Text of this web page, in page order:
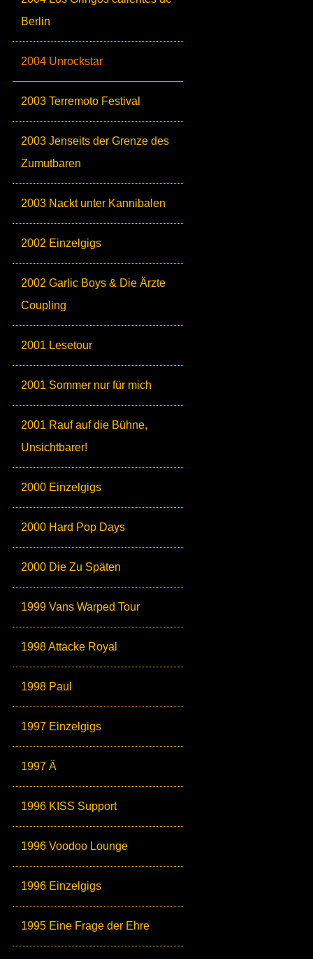
Berlin
2004 Unrockstar
2003 Terremoto Festival
2003 Jenseits der Grenze des
Zumutbaren
2003 Nackt unter Kannibalen
2002 Einzelgigs
2002 Garlic Boys & Die Ärzte
Coupling
2001 Lesetour
2001 Sommer nur für mich
2001 Rauf auf die Bühne,
Unsichtbarer!
2000 Einzelgigs
2000 Hard Pop Days
2000 Die Zu Späten
1999 Vans Warped Tour
1998 Attacke Royal
1998 Paul
1997 Einzelgigs
1997 Ä
1996 KISS Support
1996 Voodoo Lounge
1996 Einzelgigs
1995 Eine Frage der Ehre